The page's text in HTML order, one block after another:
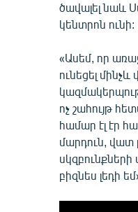
ծավալել նաև
կենտրոն ունի:
«Ասեմ, որ
ունեցել
ոչ շահույթ
համար էլ էր
մարդուն, վատ
բիզնես լեդի